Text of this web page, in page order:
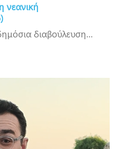
νεανική
διαβούλευση…